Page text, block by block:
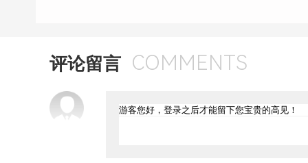
评论留言 COMMENTS